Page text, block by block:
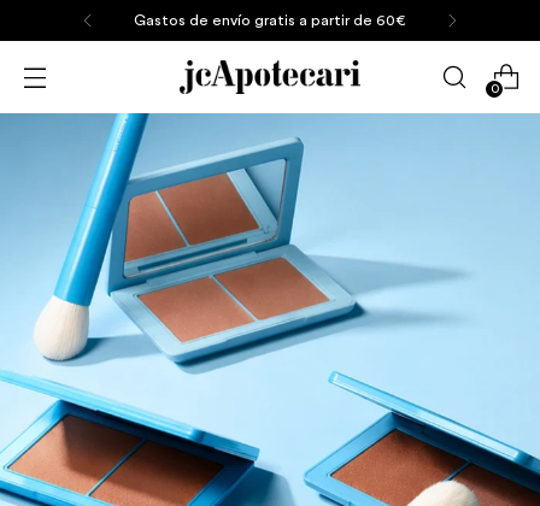
Entregas en 1-2 días laborables
0